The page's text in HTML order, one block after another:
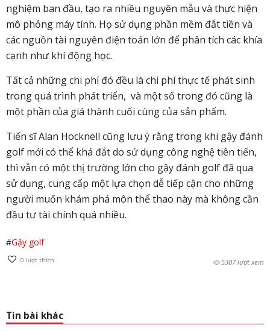
nghiệm ban đầu, tạo ra nhiều nguyên mẫu và thực hiện
mô phỏng máy tính. Họ sử dụng phần mềm đắt tiền và
các nguồn tài nguyên điện toán lớn để phân tích các khía
cạnh như khí động học.
Tất cả những chi phí đó đều là chi phí thực tế phát sinh
trong quá trình phát triển, và một số trong đó cũng là
một phần của giá thành cuối cùng của sản phẩm.
Tiến sĩ Alan Hocknell cũng lưu ý rằng trong khi gậy đánh
golf mới có thể khá đắt do sử dụng công nghệ tiên tiến,
thì vẫn có một thị trường lớn cho gậy đánh golf đã qua
sử dụng, cung cấp một lựa chọn dễ tiếp cận cho những
người muốn khám phá môn thể thao này mà không cần
đầu tư tài chính quá nhiều.
#Gậy golf
0 lượt thích 5307 lượt xem
Tin bài khác